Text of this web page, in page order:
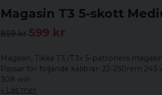
Magasin T3 5-skott
859 kr599 kr
Magasin, Tikka T3 /T3x 5-patroners
Passar för följande kalibrar: 22-250rem
308 win
Läs mer